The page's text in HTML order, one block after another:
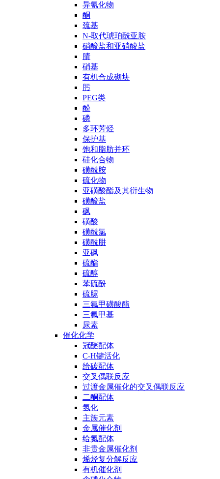
异氰化物
酮
巯基
N-取代琥珀酰亚胺
硝酸盐和亚硝酸盐
腈
硝基
有机合成砌块
肟
PEG类
酚
磷
多环芳烃
保护基
饱和脂肪并环
硅化合物
磺酰胺
硫化物
亚磺酸酯及其衍生物
磺酸盐
砜
磺酸
磺酰氯
磺酰肼
亚砜
硫酯
硫醇
苯硫酚
硫脲
三氟甲磺酸酯
三氟甲基
尿素
催化化学
冠醚配体
C-H键活化
给碳配体
交叉偶联反应
过渡金属催化的交叉偶联反应
二酮配体
氢化
主族元素
金属催化剂
给氮配体
非贵金属催化剂
烯烃复分解反应
有机催化剂